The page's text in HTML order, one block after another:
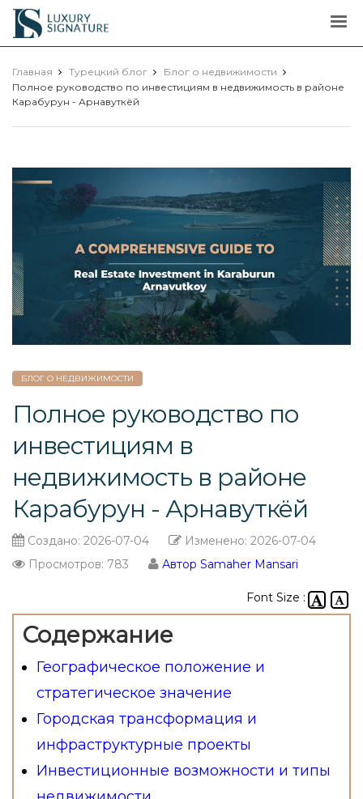
Luxury
Signature
Главная Турецкий блог
Блог о недвижимости
Полное руководство по инвестициям в недвижимость в районе
Карабурун - Арнавуткёй
БЛОГ О НЕДВИЖИМОСТИ
Полное руководство по
инвестициям в
недвижимость в районе
Карабурун - Арнавуткёй
Создано: 2026-07-04 Изменено: 2026-07-04
Просмотров: 783
Автор Samaher Mansari
Font Size :
Содержание
Географическое положение и
стратегическое значение
Городская трансформация и
инфраструктурные проекты
Инвестиционные возможности и типы